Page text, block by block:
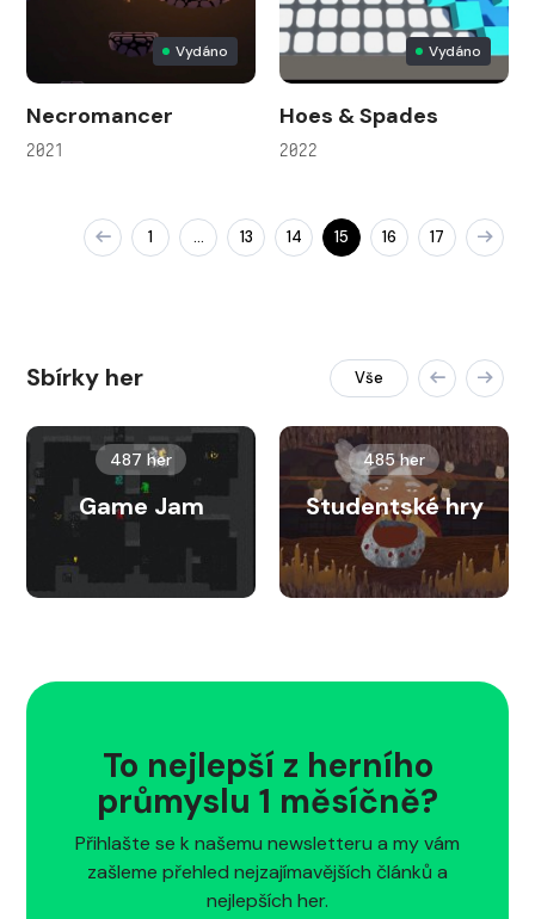
Vydáno
Necromancer
2021
Vydáno
Hoes & Spades
2022
1 … 13 14 15 16 17
Sbírky her Vše
487 her
Game Jam
485 her
Studentské hry
To nejlepší z herního
průmyslu 1 měsíčně?
Přihlašte se k našemu newsletteru a my vám
zašleme přehled nejzajímavějších článků a
nejlepších her.